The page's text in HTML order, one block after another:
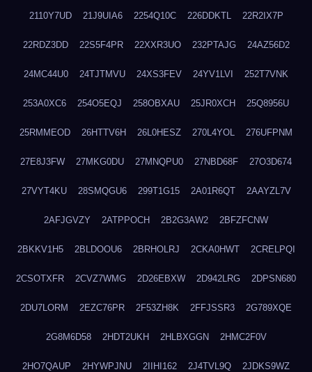
2110Y7UD 21J9UIA6 2254Q10C 226DDKTL 22R2IX7P
22RDZ3DD 22S5F4PR 22XXR3UO 232PTAJG 24AZ56D2
24MC44U0 24TJTMVU 24XS3FEV 24YV1LVI 252T7VNK
253A0XC6 254O5EQJ 258OBXAU 25JR0XCH 25Q8956U
25RMMEOD 26HTTV6H 26L0HESZ 270L4YOL 276UFPNM
27E8J3FW 27MKG0DU 27MNQPU0 27NBD68F 27O3D674
27VYT4KU 28SMQGU6 299T1G15 2A01R6QT 2AAYZL7V
2AFJGVZY 2ATPPOCH 2B2G3AW2 2BFZFCNW
2BKKV1H5 2BLDOOU6 2BRHOLRJ 2CKA0HWT 2CRELPQI
2CSOTXFR 2CVZ7WMG 2D26EBXW 2D942LRG 2DPSN680
2DU7LORM 2EZC76PR 2F53ZH8K 2FFJSSR3 2G789XQE
2G8M6D58 2HDT2UKH 2HLBXGGN 2HMC2F0V
2HO7QAUP 2HYWPJNU 2IIHI162 2J4TVL9Q 2JDKS9WZ